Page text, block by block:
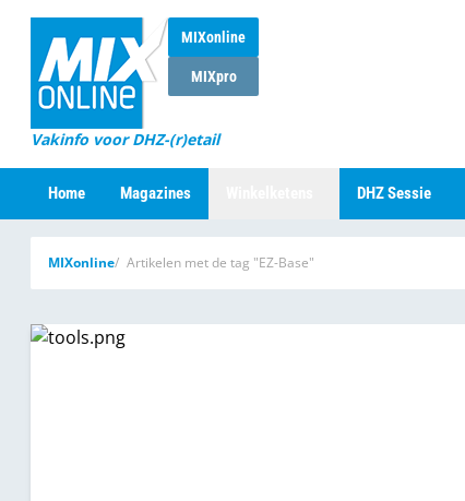
MIXonline
MIXpro
Vakinfo voor DHZ-(r)etail
Home Magazines DHZ Sessie
MIXonline Artikelen met de tag "EZ-Base"